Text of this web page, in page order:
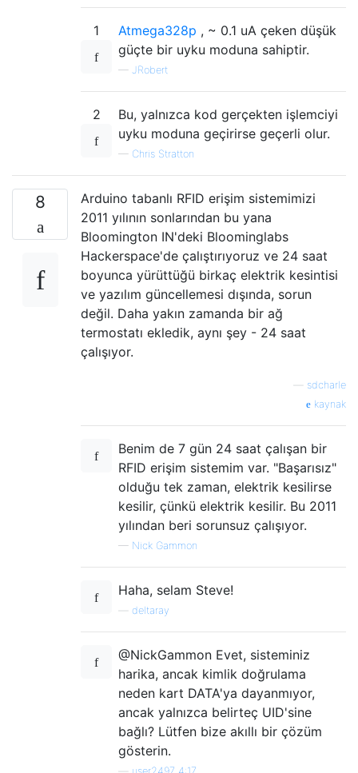
1 Atmega328p , ~ 0.1 uA çeken düşük
güçte bir uyku moduna sahiptir.
— JRobert
2
Bu, yalnızca kod gerçekten işlemciyi
uyku moduna geçirirse geçerli olur.
— Chris Stratton
8
Arduino tabanlı RFID erişim sistemimizi
2011 yılının sonlarından bu yana
Bloomington IN'deki Bloominglabs
Hackerspace'de çalıştırıyoruz ve 24 saat
boyunca yürüttüğü birkaç elektrik kesintisi
ve yazılım güncellemesi dışında, sorun
değil. Daha yakın zamanda bir ağ
termostatı ekledik, aynı şey - 24 saat
çalışıyor.
sdcharle
kaynak
Benim de 7 gün 24 saat çalışan bir
RFID erişim sistemim var. "Başarısız"
olduğu tek zaman, elektrik kesilirse
kesilir, çünkü elektrik kesilir. Bu 2011
yılından beri sorunsuz çalışıyor.
— Nick Gammon
Haha, selam Steve!
deltaray
@NickGammon Evet, sisteminiz
harika, ancak kimlik doğrulama
neden kart DATA'ya dayanmıyor,
ancak yalnızca belirteç UID'sine
bağlı? Lütfen bize akıllı bir çözüm
gösterin.